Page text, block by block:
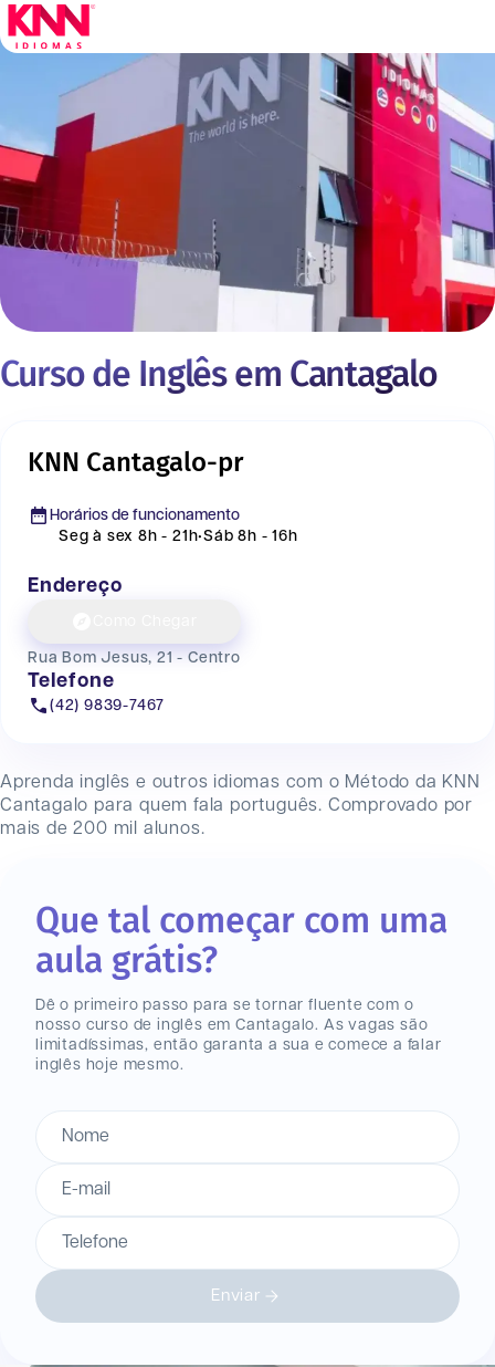
Curso de Inglês em Cantagalo
Aprenda inglês e outros idiomas com o Método da KNN
Cantagalo para quem fala português. Comprovado por
mais de 200 mil alunos.
KNN Cantagalo-pr
Horários de funcionamento
Seg à sex 8h - 21h•Sáb 8h - 16h
Endereço
Rua Bom Jesus, 21 - Centro
Telefone
(42) 9839-7467
Que tal começar com uma
aula grátis?
Dê o primeiro passo para se tornar fluente com o
nosso curso de inglês em Cantagalo. As vagas são
limitadíssimas, então garanta a sua e comece a falar
inglês hoje mesmo.
Nome
E-mail
Telefone
Enviar